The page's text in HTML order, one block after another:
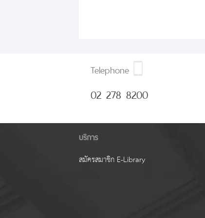
Telephone
02 278 8200
บริการ
สมัครสมาชิก E-Library